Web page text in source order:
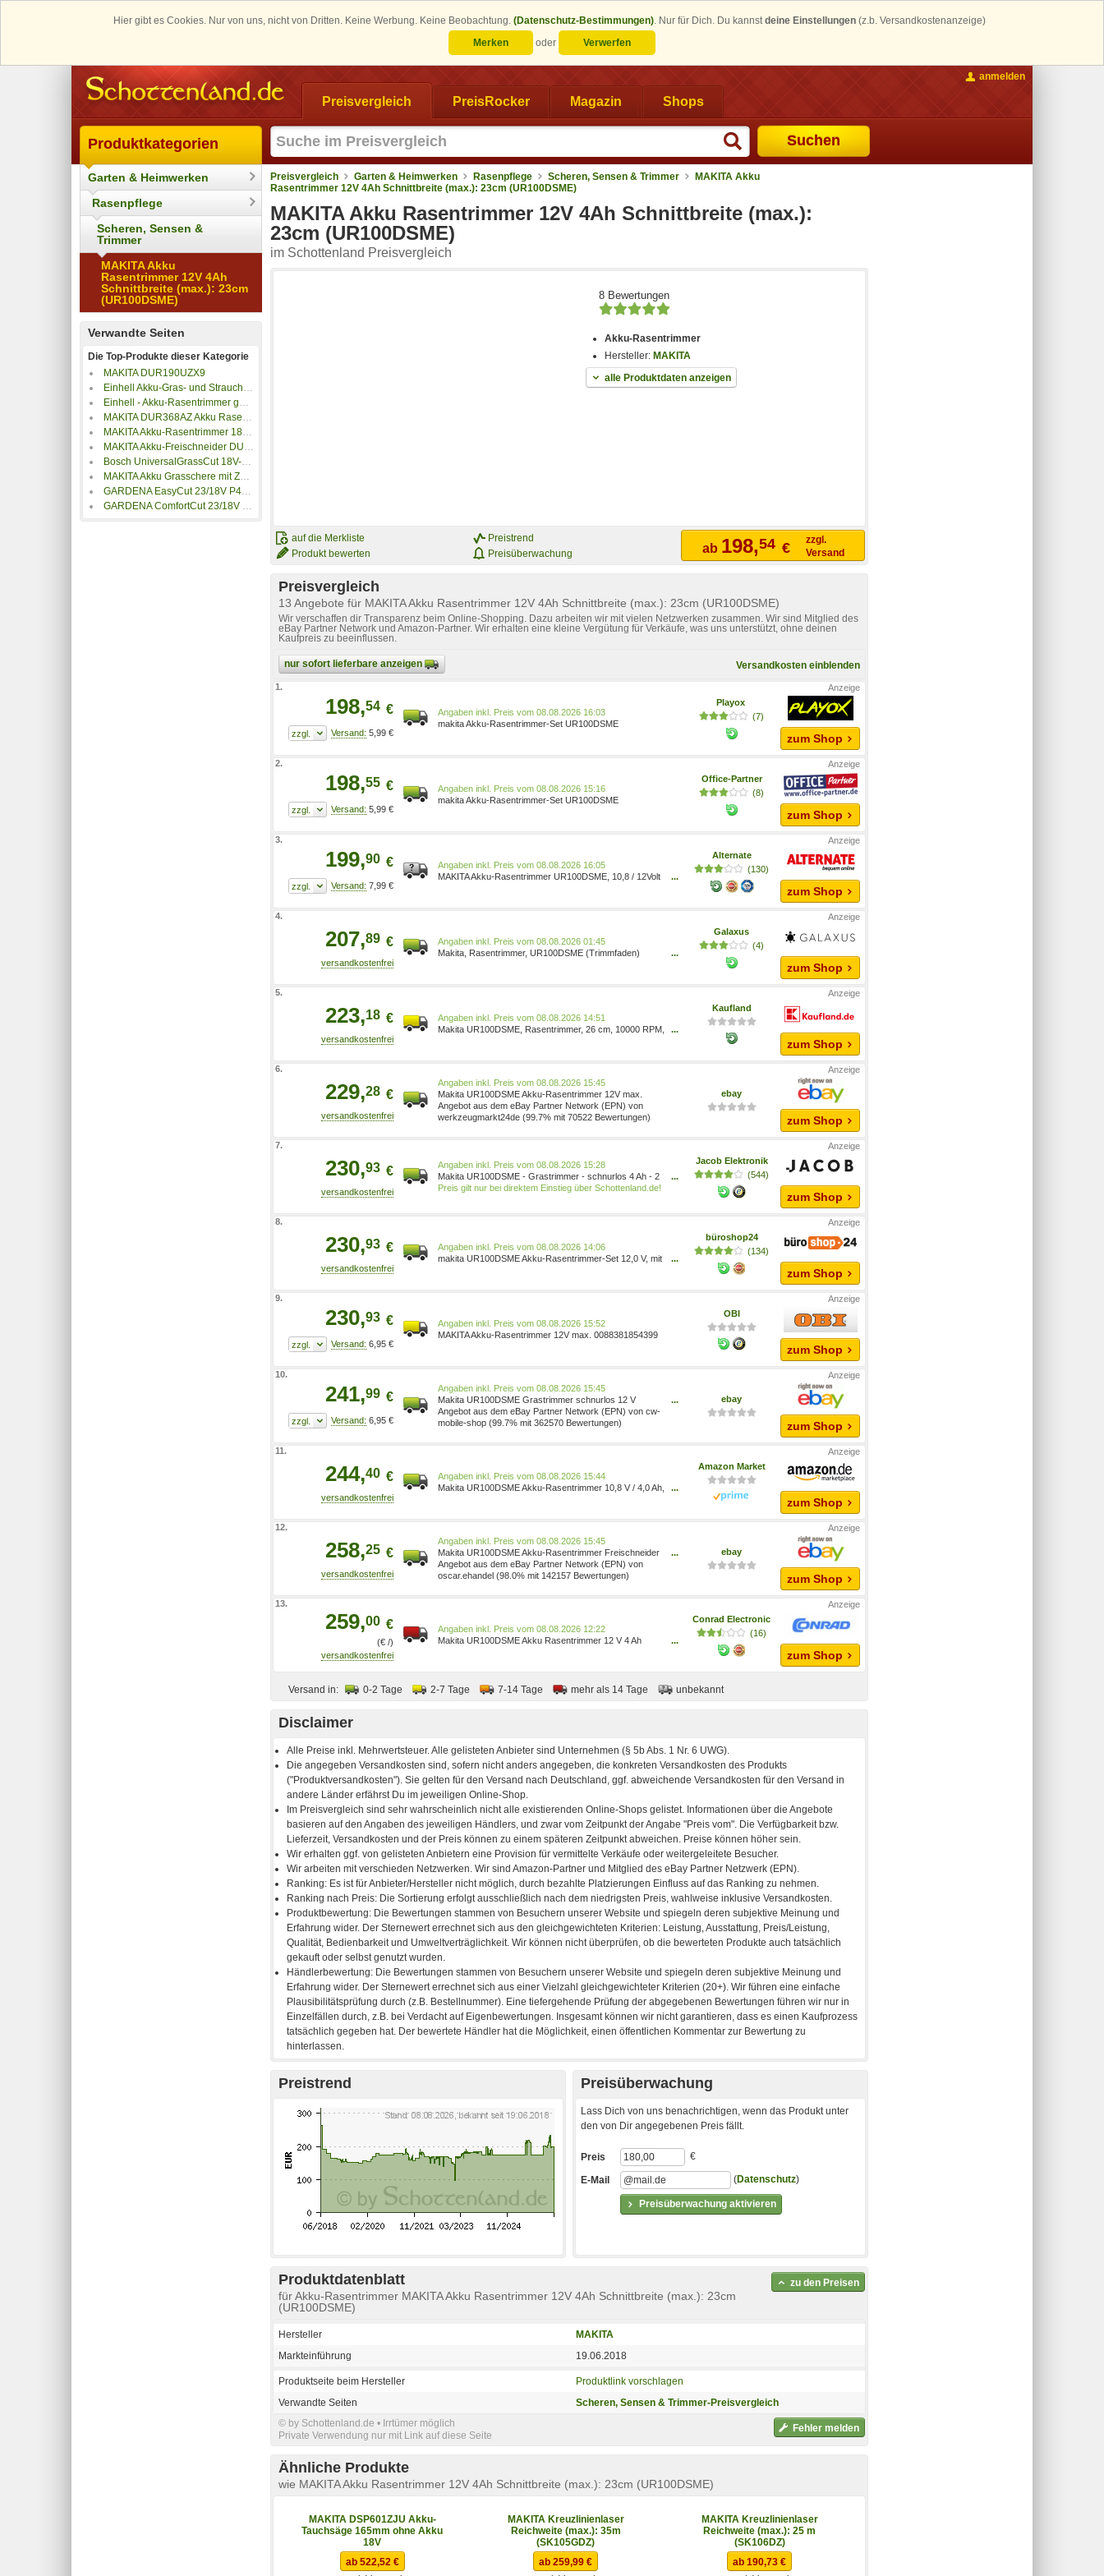
Hier gibt es Cookies. Nur von uns, nicht von Dritten. Keine Werbung. Keine Beobachtung. (Datenschutz-Bestimmungen). Nur für Dich. Du kannstdeine Einstellungen (z.b. Versandkostenanzeige)
Merken
oder Verwerfen
Preisvergleich PreisRocker Magazin Shops
Suchen
anmelden
Produktkategorien
Garten & Heimwerken
Rasenpflege
Scheren, Sensen &
Trimmer
MAKITA Akku
Rasentrimmer 12V 4Ah
Schnittbreite (max.): 23cm
(UR100DSME)
Verwandte Seiten
Die Top-Produkte dieser Kategorie
MAKITA DUR190UZX9
Einhell Akku-Gras- und Strauchschere GC-CG 3,6/70 Li
Einhell - Akku-Rasentrimmer ge-ct 18/30 Li-Solo
MAKITA DUR368AZ Akku Rasentrimmer ohne Akku 36V Schnittbreite (max.): 35cm
MAKITA Akku-Rasentrimmer 18V ohne Akku ohne Ladegerät
MAKITA Akku-Freischneider DUR369AZX6
Bosch UniversalGrassCut 18V-26-500
MAKITA Akku Grasschere mit Zubehör, ohne Akku 18V Li-Ion
GARDENA EasyCut 23/18V P4A Ready-To-Use-Set Rasentrimmer inkl. Akku, inkl. Ladegerät 18V
GARDENA ComfortCut 23/18V P4A Ready-To-Use Set
Preisvergleich Garten & Heimwerken Rasenpflege Scheren, Sensen & Trimmer
MAKITA Akku
Rasentrimmer 12V 4Ah Schnittbreite (max.): 23cm (UR100DSME)
MAKITA Akku Rasentrimmer 12V 4Ah Schnittbreite (max.):
23cm (UR100DSME)
im Schottenland Preisvergleich
8 Bewertungen
Akku-Rasentrimmer
Hersteller: MAKITA
alle Produktdaten anzeigen
auf die Merkliste
Produkt bewerten
Preistrend
Preisüberwachung
ab 198,54 €
zzgl.
Versand
Preisvergleich
13 Angebote für MAKITA Akku Rasentrimmer 12V 4Ah Schnittbreite (max.): 23cm (UR100DSME)
Wir verschaffen dir Transparenz beim Online-Shopping. Dazu arbeiten wir mit vielen Netzwerken zusammen. Wir sind Mitglied des
eBay Partner Network und Amazon-Partner. Wir erhalten eine kleine Vergütung für Verkäufe, was uns unterstützt, ohne deinen
Kaufpreis zu beeinflussen.
nur sofort lieferbare anzeigen Versandkosten einblenden
1.
198,54 €
5,99 €
Preis vom 08.08.2026 16:03
makita Akku-Rasentrimmer-Set UR100DSME
Playox
(7)
zum Shop
2.
198,55 €
5,99 €
Preis vom 08.08.2026 15:16
makita Akku-Rasentrimmer-Set UR100DSME
Office-Partner
(8)
zum Shop
3.
199,90 €
7,99 €
Preis vom 08.08.2026 16:05
MAKITA Akku-Rasentrimmer UR100DSME, 10,8 / 12Volt
...
Alternate
(130)
zum Shop
4.
207,89 €
Preis vom 08.08.2026 01:45
Makita, Rasentrimmer, UR100DSME (Trimmfaden)
...
Galaxus
(4)
zum Shop
5.
223,18 €
Preis vom 08.08.2026 14:51
Makita UR100DSME, Rasentrimmer, 26 cm, 10000 RPM,
...
Kaufland
zum Shop
6.
229,28 €
Preis vom 08.08.2026 15:45
Makita UR100DSME Akku-Rasentrimmer 12V max.
Angebot aus dem eBay Partner Network (EPN) von
werkzeugmarkt24de (99.7% mit 70522 Bewertungen)
ebay
zum Shop
7.
230,93 €
Preis vom 08.08.2026 15:28
Makita UR100DSME - Grastrimmer - schnurlos 4 Ah - 2
Akkus - 10000 1/min - 26cm - 2,1 kg (UR100DSME)
...
Preis gilt nur bei direktem Einstieg über Schottenland.de!
Jacob Elektronik
(544)
zum Shop
8.
230,93 €
Preis vom 08.08.2026 14:06
makita UR100DSME Akku-Rasentrimmer-Set 12,0 V, mit
...
büroshop24
(134)
zum Shop
9.
230,93 €
6,95 €
Preis vom 08.08.2026 15:52
MAKITA Akku-Rasentrimmer 12V max. 0088381854399
OBI
zum Shop
10.
241,99 €
6,95 €
Preis vom 08.08.2026 15:45
Makita UR100DSME Grastrimmer schnurlos 12 V
UR100DSME
...
Angebot aus dem eBay Partner Network (EPN) von cw-
mobile-shop (99.7% mit 362570 Bewertungen)
ebay
zum Shop
11.
244,40 €
Preis vom 08.08.2026 15:44
Makita UR100DSME Akku-Rasentrimmer 10,8 V / 4,0 Ah,
Root/Self Service/Speci
...
Amazon Market
zum Shop
12.
258,25 €
Preis vom 08.08.2026 15:45
Makita UR100DSME Akku-Rasentrimmer Freischneider
inkl.12V 2x 4Ah Akku+Ladegerät
...
Angebot aus dem eBay Partner Network (EPN) von
oscar.ehandel (98.0% mit 142157 Bewertungen)
ebay
zum Shop
13.
259,00 €
(€ /)
Preis vom 08.08.2026 12:22
Makita UR100DSME Akku Rasentrimmer 12 V 4 Ah
...
Conrad Electronic
(16)
zum Shop
Versand in: 0-2 Tage 2-7 Tage 7-14 Tage mehr als 14 Tage unbekannt
Disclaimer
Preistrend Preisüberwachung
Lass Dich von uns benachrichtigen, wenn das Produkt unter
den von Dir angegebenen Preis fällt.
Preisüberwachung aktivieren
Preis €
E-Mail (Datenschutz)
Produktdatenblatt
für Akku-Rasentrimmer MAKITA Akku Rasentrimmer 12V 4Ah Schnittbreite (max.): 23cm
(UR100DSME)
zu den Preisen
Hersteller
MAKITA
Markteinführung
19.06.2018
Produktseite beim Hersteller
Produktlink vorschlagen
Verwandte Seiten
Scheren, Sensen & Trimmer-Preisvergleich
Fehler melden
© by Schottenland.de • Irrtümer möglich
Private Verwendung nur mit Link auf diese Seite
Ähnliche Produkte
wie MAKITA Akku Rasentrimmer 12V 4Ah Schnittbreite (max.): 23cm (UR100DSME)
MAKITA DSP601ZJU Akku-
Tauchsäge 165mm ohne Akku
18V
MAKITA Kreuzlinienlaser
Reichweite (max.): 35m
(SK105GDZ)
MAKITA Kreuzlinienlaser
Reichweite (max.): 25 m
(SK106DZ)
ab 522,52 €
ab 259,99 €
ab 190,73 €